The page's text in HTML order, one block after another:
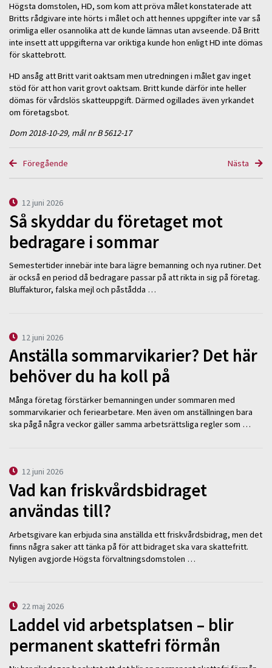
Högsta domstolen, HD, som kom att pröva målet konstaterade att
Britts rådgivare inte hörts i målet och att hennes uppgifter inte var så
orimliga eller osannolika att de kunde lämnas utan avseende. Då Britt
inte insett att uppgifterna var oriktiga kunde hon enligt HD inte dömas
för skattebrott.
HD ansåg att Britt varit oaktsam men utredningen i målet gav inget
stöd för att hon varit grovt oaktsam. Britt kunde därför inte heller
dömas för vårdslös skatteuppgift. Därmed ogillades även yrkandet
om företagsbot.
Dom 2018-10-29, mål nr B 5612-17
Föregående Nästa
12 juni 2026
Så skyddar du företaget mot
bedragare i sommar
Semestertider innebär inte bara lägre bemanning och nya rutiner. Det
är också en period då bedragare passar på att rikta in sig på företag.
Bluffakturor, falska mejl och påstådda …
12 juni 2026
Anställa sommarvikarier? Det här
behöver du ha koll på
Många företag förstärker bemanningen under sommaren med
sommarvikarier och feriearbetare. Men även om anställningen bara
ska pågå några veckor gäller samma arbetsrättsliga regler som …
12 juni 2026
Vad kan friskvårdsbidraget
användas till?
Arbetsgivare kan erbjuda sina anställda ett friskvårdsbidrag, men det
finns några saker att tänka på för att bidraget ska vara skattefritt.
Nyligen avgjorde Högsta förvaltningsdomstolen …
22 maj 2026
Laddel vid arbetsplatsen – blir
permanent skattefri förmån